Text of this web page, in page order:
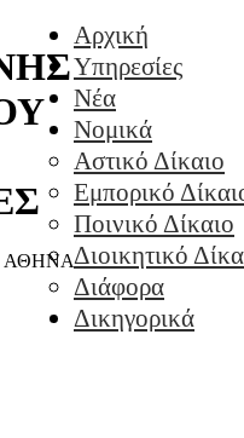
ΑΘΗΝΑ
Αρχική
Υπηρεσίες
Νέα
Νομικά
Αστικό Δίκαιο
Εμπορικό
Ποινικό Δίκαιο
Διοικητικό
Διάφορα
Δικηγορικά